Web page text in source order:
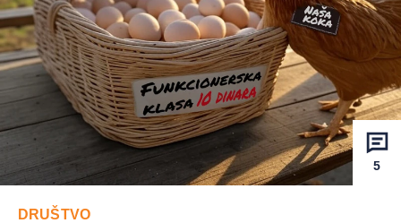
5
DRUŠTVO